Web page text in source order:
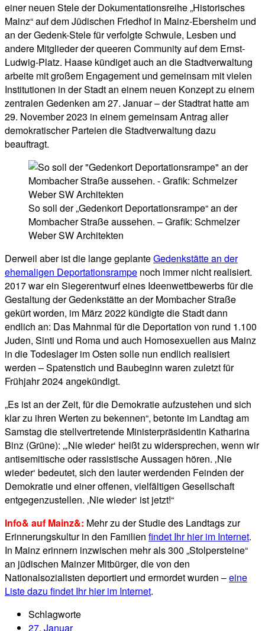
einer neuen Stele der Dokumentationsreihe „Historisches
Mainz“ auf dem Jüdischen Friedhof in Mainz-Ebersheim und
an der Gedenk-Stele für verfolgte Schwule, Lesben und
andere Mitglieder der queeren Community auf dem Ernst-
Ludwig-Platz. Haase kündiget auch an die Stadtverwaltung
arbeite mit großem Engagement und gemeinsam mit vielen
Institutionen in der Stadt an einem neuen Konzept zu einem
zentralen Gedenken am 27. Januar – der Stadtrat hatte am
29. November 2023 in einem gemeinsam Antrag aller
demokratischer Parteien die Stadtverwaltung dazu
beauftragt.
So soll der „Gedenkort Deportationsrampe“ an der
Mombacher Straße aussehen. – Grafik: Schmelzer
Weber SW Architekten
Derweil aber ist die lange geplanteGedenkstätte an der
ehemaligen Deportationsrampe noch immer nicht realisiert.
2017 war ein Siegerentwurf eines Ideenwettbewerbs für die
Gestaltung der Gedenkstätte an der Mombacher Straße
gekürt worden, im März 2022 kündigte die Stadt dann
endlich an: Das Mahnmal für die Deportation von rund 1.100
Juden, Sinti und Roma und auch Homosexuellen aus Mainz
in die Todeslager im Osten solle nun endlich realisiert
werden – Spatenstich und Baubeginn waren zuletzt für
Frühjahr 2024 angekündigt.
„Es ist an der Zeit, für die Demokratie aufzustehen und sich
klar zu ihren Werten zu bekennen“, betonte im Landtag am
Samstag die stellvertretende Ministerpräsidentin Katharina
Binz (Grüne): „‚Nie wieder‘ heißt zu widersprechen, wenn wir
antisemitische oder rassistische Aussagen hören. ‚Nie
wieder‘ bedeutet, sich den lauter werdenden Feinden der
Demokratie und einer offenen, vielfältigen Gesellschaft
entgegenzustellen. ‚Nie wieder‘ ist jetzt!“
Info& auf Mainz&: Mehr zu der Studie des Landtags zur
Erinnerungskultur in den Familien findet Ihr hier im Internet.
In Mainz erinnern inzwischen mehr als 300 „Stolpersteine“
an jüdischen Mainzer Mitbürger, die von den
Nationalsozialisten deportiert und ermordet wurden –eine
Liste dazu findet Ihr hier im Internet.
Schlagworte
27. Januar